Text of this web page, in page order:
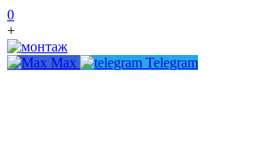
0
+
Max Telegram